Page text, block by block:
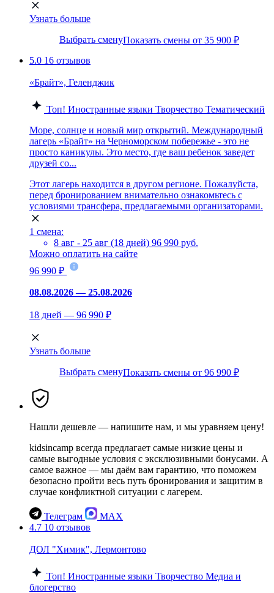
Узнать больше
Выбрать сменуПоказать смены от 35 900 ₽
5.0 16 отзывов
«Брайт», Геленджик
Топ! Иностранные языки Творчество Тематический
Море, солнце и новый мир открытий. Международный
лагерь «Брайт» на Черноморском побережье - это не
просто каникулы. Это место, где ваш ребенок заведет
друзей со...
Этот лагерь находится в другом регионе. Пожалуйста,
перед бронированием внимательно ознакомьтесь с
условиями трансфера, предлагаемыми организаторами.
1 смена:
8 авг - 25 авг (18 дней) 96 990 руб.
Можно оплатить на сайте
96 990 ₽
08.08.2026 — 25.08.2026
18 дней — 96 990 ₽
Узнать больше
Выбрать сменуПоказать смены от 96 990 ₽
Нашли дешевле — напишите нам, и мы уравняем цену!
kidsincamp всегда предлагает самые низкие цены и
самые выгодные условия с эксклюзивными бонусами. А
самое важное — мы даём вам гарантию, что поможем
безопасно пройти весь путь бронирования и защитим в
случае конфликтной ситуации с лагерем.
Телеграм
MAX
4.7 10 отзывов
ДОЛ "Химик", Лермонтово
Топ! Иностранные языки Творчество Медиа и
блогерство